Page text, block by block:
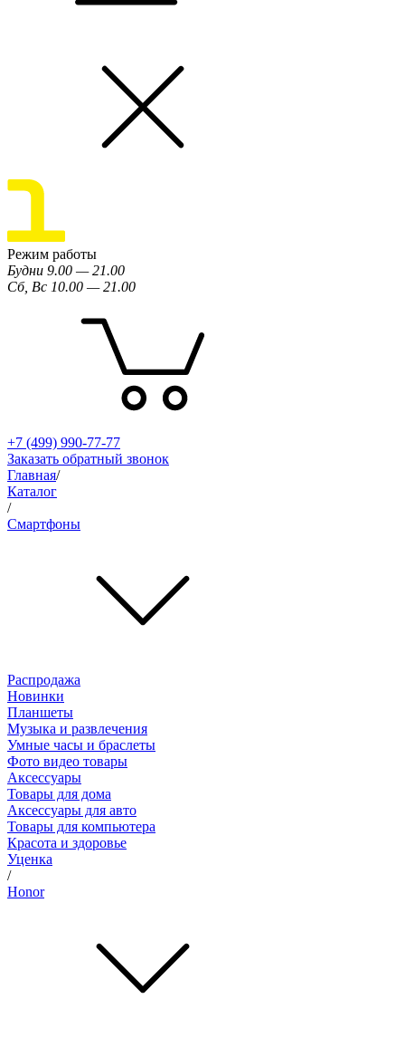
Режим работы
Будни 9.00 — 21.00
Сб, Вс 10.00 — 21.00
+7 (499) 990-77-77
Заказать обратный звонок
Главная/
Каталог
/
Смартфоны
Распродажа
Новинки
Планшеты
Музыка и развлечения
Умные часы и браслеты
Фото видео товары
Аксессуары
Товары для дома
Аксессуары для авто
Товары для компьютера
Красота и здоровье
Уценка
/
Honor